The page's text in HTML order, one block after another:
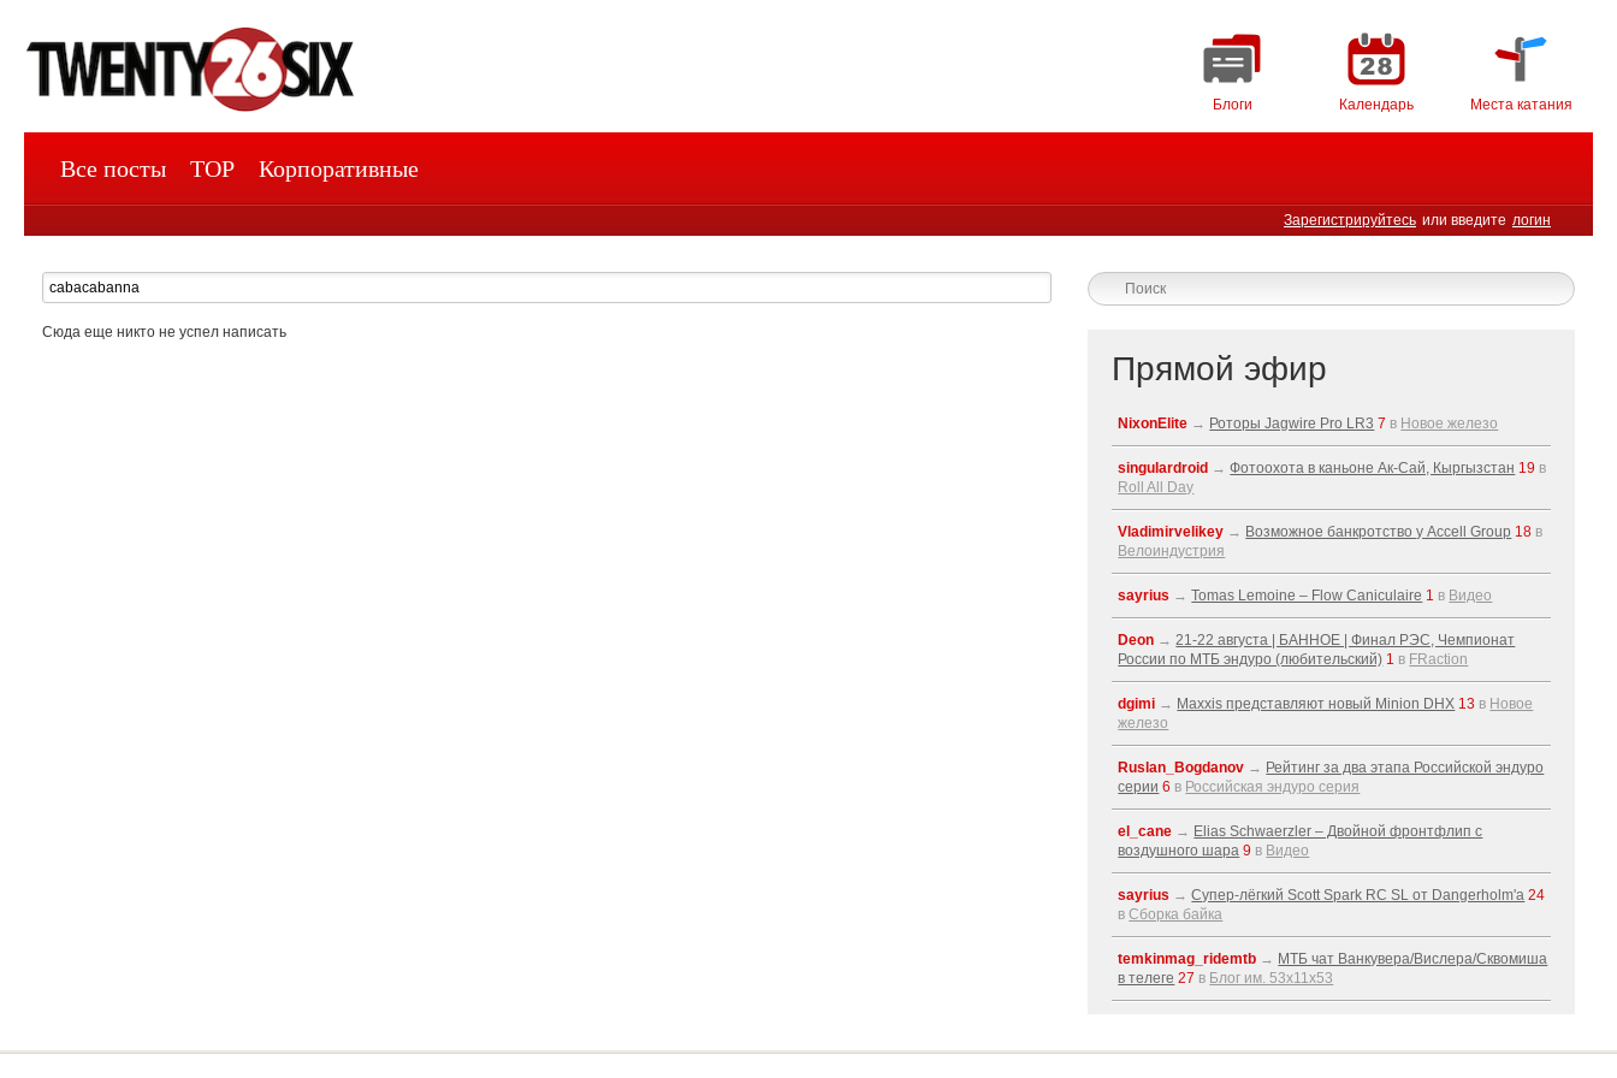
Блоги Календарь Места катания
Зарегистрируйтесь или введите логин
Все посты TOP Корпоративные
Сюда еще никто не успел написать
Прямой эфир
NixonElite → Роторы Jagwire Pro LR3 7 в Новое железо
singulardroid →Фотоохота в каньоне Ак-Cай, Кыргызстан 19 в
Roll All Day
Vladimirvelikey → Возможное банкротство у Accell Group 18 в
Велоиндустрия
sayrius →Tomas Lemoine – Flow Caniculaire 1 в Видео
Deon →21-22 августа | БАННОЕ | Финал РЭС, Чемпионат
России по МТБ эндуро (любительский) 1 в FRaction
dgimi → Maxxis представляют новый Minion DHX 13 в Новое
железо
Ruslan_Bogdanov → Рейтинг за два этапа Российской эндуро
серии 6 в Российская эндуро серия
el_cane → Elias Schwaerzler – Двойной фронтфлип с
воздушного шара 9 в Видео
sayrius →Супер-лёгкий Scott Spark RC SL от Dangerholm'a 24
вСборка байка
temkinmag_ridemtb → МТБ чат Ванкувера/Вислера/Сквомиша
в телеге 27 в Блог им. 53x11x53